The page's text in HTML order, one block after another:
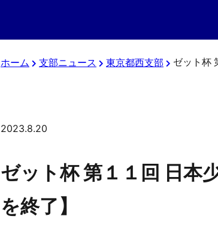
ホーム 支部ニュース 東京都西支部
2023.8.20
ゼット杯 第１１回 日本
を終了】